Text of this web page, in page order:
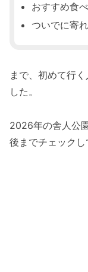
おすすめ食
ついでに寄
まで、初めて行
した。
2026年の舎人公
後までチェックし